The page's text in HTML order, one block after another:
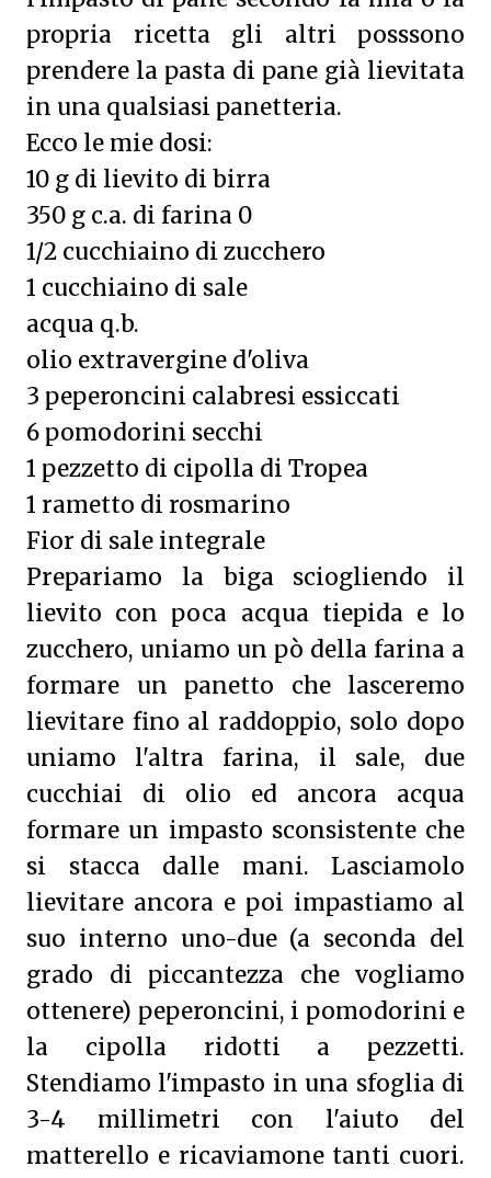
propria ricetta gli altri posssono
prendere la pasta di pane già lievitata
in una qualsiasi panetteria.
Ecco le mie dosi:
10 g di lievito di birra
350 g c.a. di farina 0
1/2 cucchiaino di zucchero
1 cucchiaino di sale
acqua q.b.
olio extravergine d'oliva
3 peperoncini calabresi essiccati
6 pomodorini secchi
1 pezzetto di cipolla di Tropea
1 rametto di rosmarino
Fior di sale integrale
Prepariamo la biga sciogliendo il
lievito con poca acqua tiepida e lo
zucchero, uniamo un pò della farina a
formare un panetto che lasceremo
lievitare fino al raddoppio, solo dopo
uniamo l'altra farina, il sale, due
cucchiai di olio ed ancora acqua
formare un impasto sconsistente che
si stacca dalle mani. Lasciamolo
lievitare ancora e poi impastiamo al
suo interno uno-due (a seconda del
grado di piccantezza che vogliamo
ottenere) peperoncini, i pomodorini e
la cipolla ridotti a pezzetti.
Stendiamo l'impasto in una sfoglia di
3-4 millimetri con l'aiuto del
matterello e ricaviamone tanti cuori.